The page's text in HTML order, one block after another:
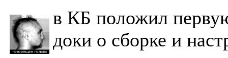
в КБ положил
доки о сборке и